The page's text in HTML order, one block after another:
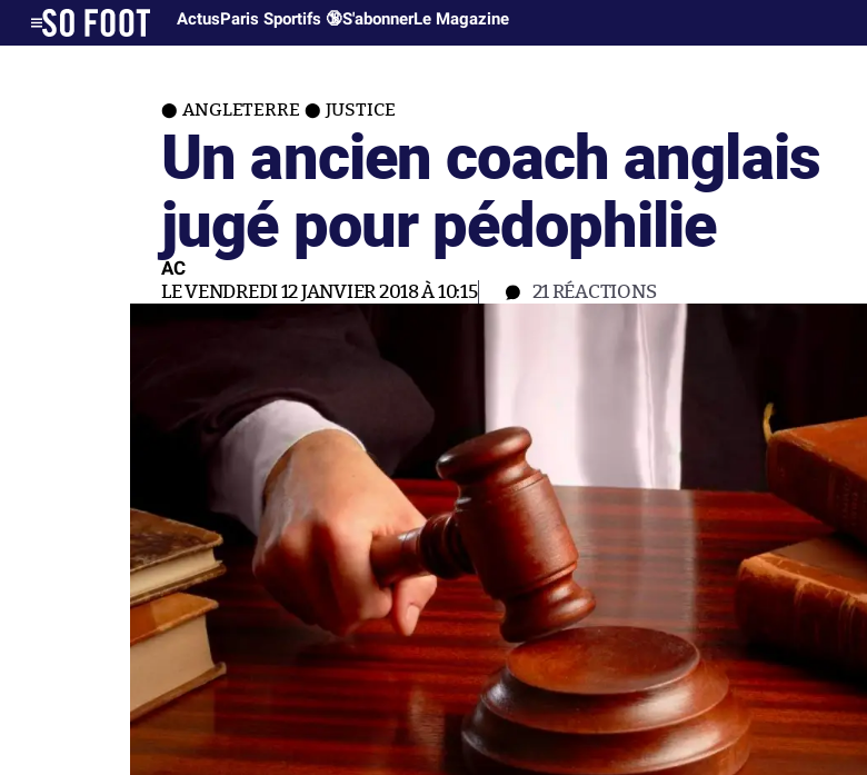
ActusParis Sportifs 🔞S'abonnerLe Magazine
ANGLETERRE JUSTICE
Un ancien coach anglais
jugé pour pédophilie
AC
LE VENDREDI 12 JANVIER 2018 À 10:15 21 RÉACTIONS